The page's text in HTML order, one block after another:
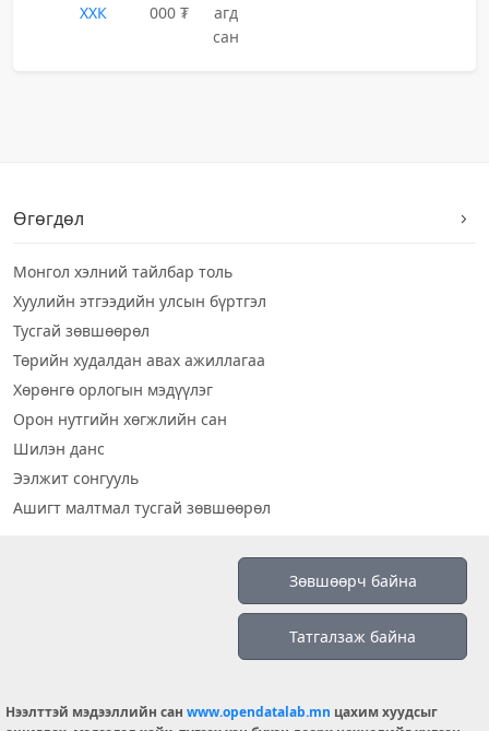
ХХК
000 ₮
агд
сан
Өгөгдөл
Монгол хэлний тайлбар толь
Хуулийн этгээдийн улсын бүртгэл
Тусгай зөвшөөрөл
Төрийн худалдан авах ажиллагаа
Хөрөнгө орлогын мэдүүлэг
Орон нутгийн хөгжлийн сан
Шилэн данс
Ээлжит сонгууль
Ашигт малтмал тусгай зөвшөөрөл
info@opendatalab.mn
Зөвшөөрч байна
Татгалзаж байна
Нээлттэй мэдээллийн сан www.opendatalab.mn цахим хуудсыг